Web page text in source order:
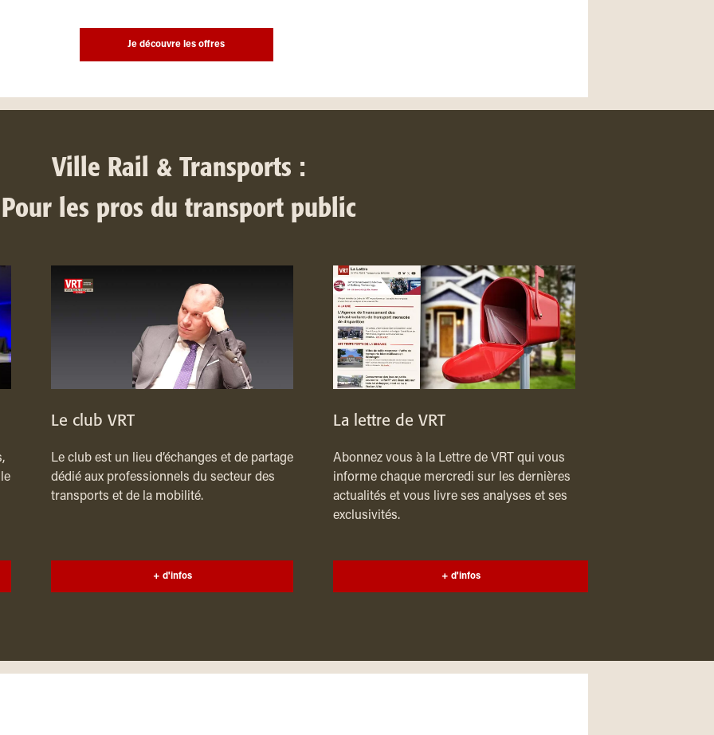
Je découvre les offres
Ville Rail & Transports :
Pour les pros du transport public
Le club VRT
Le club est un lieu d’échanges et de partage
dédié aux professionnels du secteur des
transports et de la mobilité.
+ d'infos
La lettre de VRT
Abonnez vous à la Lettre de VRT qui vous
informe chaque mercredi sur les dernières
actualités et vous livre ses analyses et ses
exclusivités.
+ d'infos